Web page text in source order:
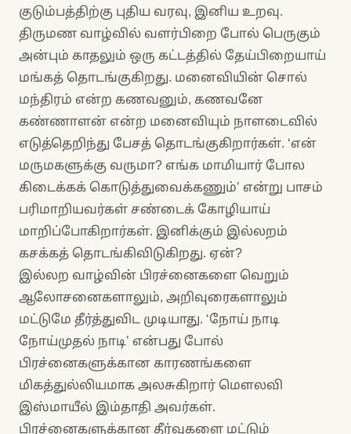
குடும்பத்திற்கு புதிய வரவு, இனிய உறவு.
திருமண வாழ்வில் வளர்பிறை போல் பெருகும்
அன்பும் காதலும் ஒரு கட்டத்தில் தேய்பிறையாய்
மங்கத் தொடங்குகிறது. மனைவியின் சொல்
மந்திரம் என்ற கணவனும், கணவனே
கண்ணாளன் என்ற மனைவியும் நாளடைவில்
எடுத்தெறிந்து பேசத் தொடங்குகிறார்கள். ‘என்
மருமகளுக்கு வருமா? எங்க மாமியார் போல
கிடைக்கக் கொடுத்துவைக்கணும்’ என்று பாசம்
பரிமாறியவர்கள் சண்டைக் கோழியாய்
மாறிப்போகிறார்கள். இனிக்கும் இல்லறம்
கசக்கத் தொடங்கிவிடுகிறது. ஏன்?
இல்லற வாழ்வின் பிரச்னைகளை வெறும்
ஆலோசனைகளாலும், அறிவுரைகளாலும்
மட்டுமே தீர்த்துவிட முடியாது. ‘நோய் நாடி
நோய்முதல் நாடி’ என்பது போல்
பிரச்னைகளுக்கான காரணங்களை
மிகத்துல்லியமாக அலசுகிறார் மெளலவி
இஸ்மாயீல் இம்தாதி அவர்கள்.
பிரச்னைகளுக்கான தீர்வுகளை மட்டும்